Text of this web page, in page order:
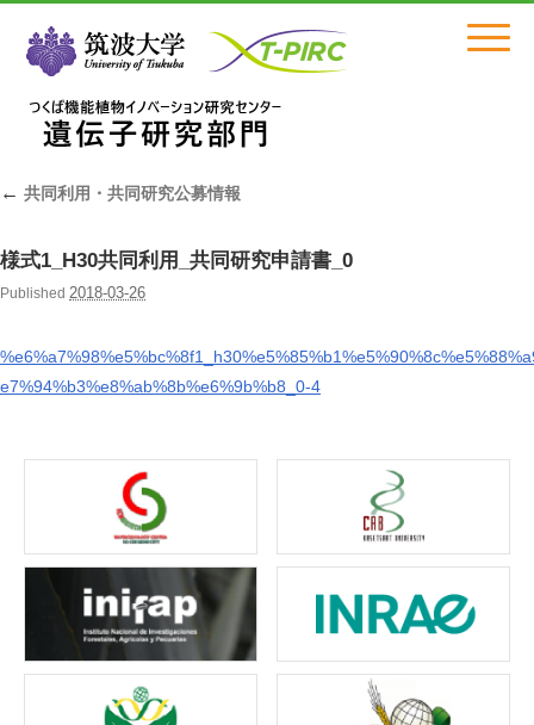
Click
← 共同利用・共同研究公募情報
様式1_H30共同利用_共同研究申請書_0
Published 2018-03-26
e7%94%b3%e8%ab%8b%e6%9b%b8_0-4